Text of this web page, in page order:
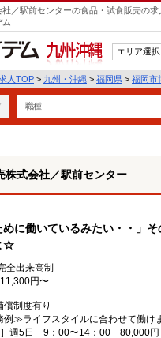
／駅前センターの食品・試食販売の
ム
九州・沖縄
エリア選択
人TOP > 九州・沖縄 > 福岡県 > 福岡市
職種
株式会社／駅前センター
めに働いているみたい・・」
☆
全出来高制
円〜
償制度有り
≫ライフスタイルに合わせて働け
週5日 9：00〜14：00 80,000円